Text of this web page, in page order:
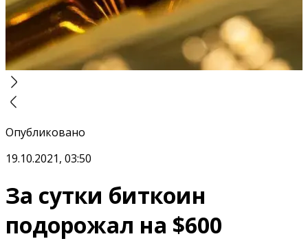
Опубликовано
19.10.2021, 03:50
За сутки биткоин
подорожал на $600